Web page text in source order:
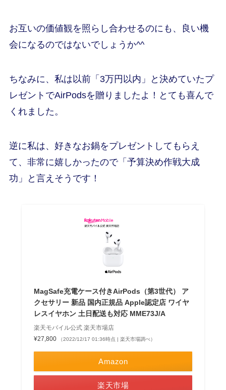
お互いの価値観を照らし合わせるのにも、良い機
会になるのではないでしょうか^^
ちなみに、私は以前「3万円以内」と決めていたプ
レゼントでAirPodsを贈りましたよ！とても喜んで
くれました。
逆に私は、好きなお鍋をプレゼントしてもらえ
て、非常に嬉しかったので「予算決め作戦大成
功」と言えそうです！
MagSafe充電ケース付きAirPods（第3世代） ア
クセサリー 新品 国内正規品 Apple認定店 ワイヤ
レスイヤホン 土日配送も対応 MME73J/A
楽天モバイル公式 楽天市場店
¥27,800
（2022/12/17 01:36時点 | 楽天市場調べ）
Amazon
楽天市場